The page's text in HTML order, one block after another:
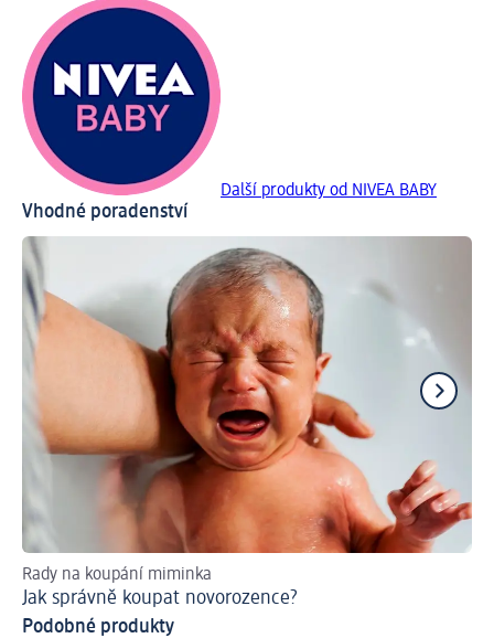
Další produkty od NIVEA BABY
Vhodné poradenství
Rady na koupání miminka
Jak správně koupat novorozence?
Podobné produkty